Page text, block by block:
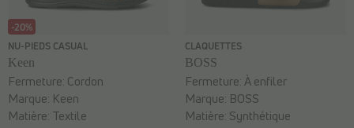
-20%
NU-PIEDS CASUAL
Keen
Fermeture: Cordon
Marque: Keen
Matière: Textile
CLAQUETTES
BOSS
Fermeture:À enfiler
Marque: BOSS
Matière: Synthétique